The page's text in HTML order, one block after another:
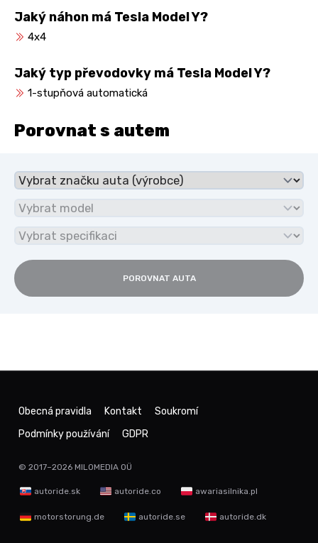
Jaký náhon má Tesla Model Y?
4x4
Jaký typ převodovky má Tesla Model Y?
1-stupňová automatická
Porovnat s autem
POROVNAT AUTA
Obecná pravidla Kontakt
Soukromí
Podmínky používání
GDPR
© 2017–2026 MILOMEDIA OÜ
autoride.sk autoride.co awariasilnika.pl
motorstorung.de autoride.se autoride.dk